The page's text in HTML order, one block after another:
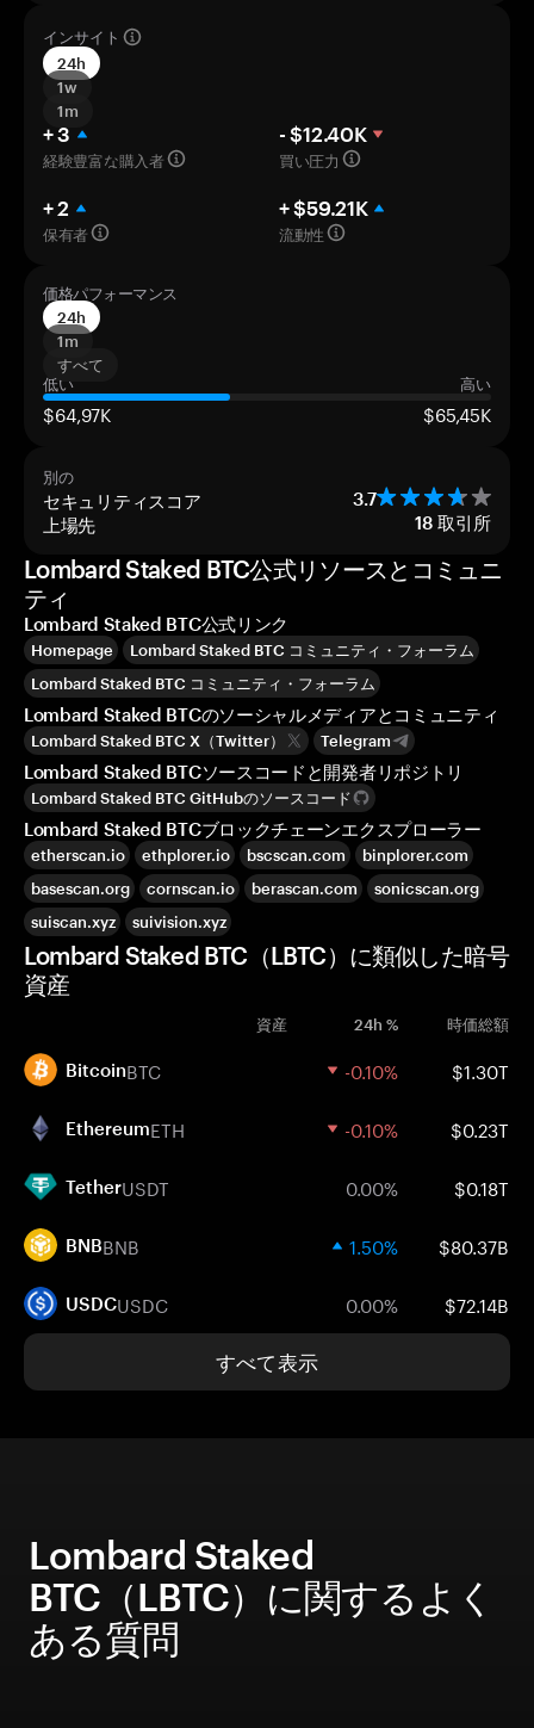
インサイト
24h
1w
1m
+ 3
経験豊富な購入者
- $12.40K
買い圧力
+ 2
保有者
+ $59.21K
流動性
価格パフォーマンス
24h
1m
すべて
低い
高い
$64,97K $65,45K
別の
セキュリティスコア 3.7
上場先 18 取引所
Lombard Staked BTC公式リソースとコミュニ
ティ
Lombard Staked BTC公式リンク
Homepage
Lombard Staked BTC コミュニティ・フォーラム
Lombard Staked BTC コミュニティ・フォーラム
Lombard Staked BTCのソーシャルメディアとコミュニティ
Lombard Staked BTC X（Twitter） Telegram
Lombard Staked BTCソースコードと開発者リポジトリ
Lombard Staked BTC GitHubのソースコード
Lombard Staked BTCブロックチェーンエクスプローラー
etherscan.io ethplorer.io bscscan.com
binplorer.com
basescan.org
cornscan.io berascan.com
sonicscan.org
suiscan.xyz
suivision.xyz
Lombard Staked BTC（LBTC）に類似した暗号
資産
資産 24h % 時価総額
BitcoinBTC -0.10% $1.30T
EthereumETH -0.10% $0.23T
TetherUSDT 0.00% $0.18T
BNBBNB 1.50% $80.37B
USDCUSDC 0.00% $72.14B
すべて表示
Lombard Staked
BTC（LBTC）に関するよく
ある質問